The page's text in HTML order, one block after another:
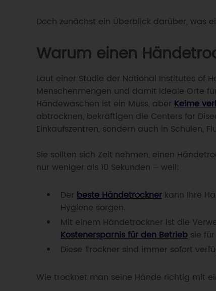
Doch zunächst ein Überblick darüber, was
Warum einen
Laut einer Studie der National Institutes of
Menschenmengen und damit ideale Orte
Händewaschen ist ein Muss, aber Keime
abtrocknen, bekräftigen die Centers for
Einkaufszentren, sondern auch in Schulen,
Sie sollten sich Zeit nehmen, einen
nur weniger als 10 Sekunden – weil:
Der beste Händetrockner kann Ihre
Hygiene sorgen.
Mit einem Händetrockner ist die
Kostenersparnis für den Betrieb sie
Diese Trockner sind immer sofort
Wie trocknet man seine Hände richtig mit